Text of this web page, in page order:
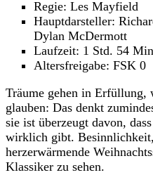
Regie: Les Mayfield
Hauptdarsteller:
Dylan McDermott
Laufzeit: 1 Std. 54
Altersfreigabe: FSK 0
Träume gehen in Erfüllung,
glauben: Das denkt
sie ist überzeugt davon,
wirklich gibt.
herzerwärmende
Klassiker zu sehen.